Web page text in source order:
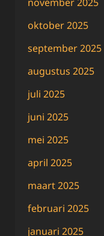
november 2025
oktober 2025
september 2025
augustus 2025
juli 2025
juni 2025
mei 2025
april 2025
maart 2025
februari 2025
januari 2025